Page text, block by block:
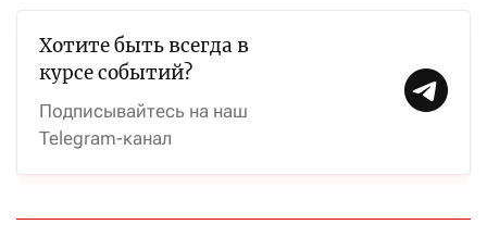
Хотите быть всегда в
курсе событий?
Подписывайтесь на наш
Telegram-канал